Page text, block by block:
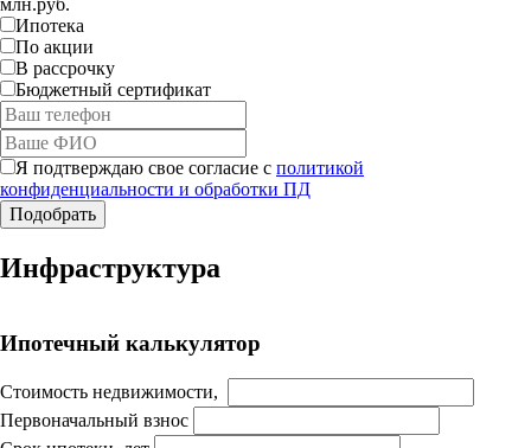
млн.руб.
Ипотека
По акции
В рассрочку
Бюджетный сертификат
Я подтверждаю свое согласие с политикой
конфиденциальности и обработки ПД
Инфраструктура
Для корректной работы Raster JS API нужен ключ. Помощь:
Ипотечный калькулятор
Стоимость недвижимости,
Первоначальный взнос